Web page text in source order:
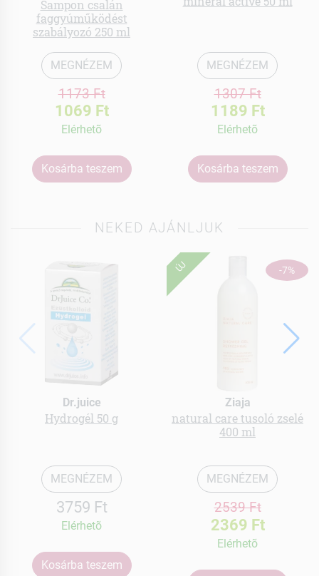
Sampon csalán
faggyúműködést
szabályozó 250 ml
MEGNÉZEM
1173 Ft
1069 Ft
Elérhetõ
Kosárba teszem
MEGNÉZEM
1307 Ft
1189 Ft
Elérhetõ
Kosárba teszem
NEKED AJÁNLJUK
Dr.juice
Hydrogél 50 g
MEGNÉZEM
3759 Ft
Elérhetõ
Kosárba teszem
-7%
ÚJ
Ziaja
natural care tusoló zselé
400 ml
MEGNÉZEM
2539 Ft
2369 Ft
Elérhetõ